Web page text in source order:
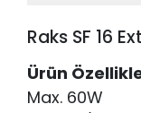
Raks SF 16
Ürün
Max. 60W